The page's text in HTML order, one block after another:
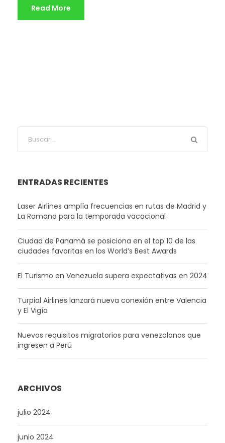
Read More
ENTRADAS RECIENTES
Laser Airlines amplía frecuencias en rutas de Madrid y
La Romana para la temporada vacacional
Ciudad de Panamá se posiciona en el top 10 de las
ciudades favoritas en los World’s Best Awards
El Turismo en Venezuela supera expectativas en 2024
Turpial Airlines lanzará nueva conexión entre Valencia
y El Vigía
Nuevos requisitos migratorios para venezolanos que
ingresen a Perú
ARCHIVOS
julio 2024
junio 2024